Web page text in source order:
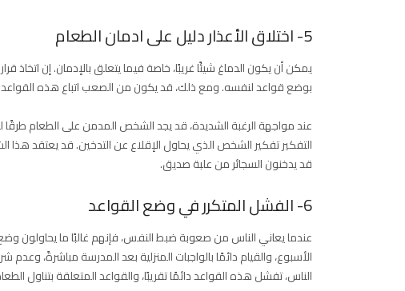
5- اختلاق الأعذار دليل على ادمان الطعام
يمكن أن يكون الدماغ شيئًا غريبًا، خاصة فيما يتعلق بالإدمان. إن
بوضع قواعد لنفسه. ومع ذلك، قد يكون من الصعب اتباع هذه
عند مواجهة الرغبة الشديدة، قد يجد الشخص المدمن على الطعام
التفكير تفكير الشخص الذي يحاول الإقلاع عن التدخين. قد يعتقد
قد يدخنون السجائر من علبة صديق.
6- الفشل المتكرر في وضع القواعد
عندما يعاني الناس من صعوبة ضبط النفس، فإنهم غالبًا ما يحاولون
الأسبوع، والقيام دائمًا بالواجبات المنزلية بعد المدرسة مباشرةً، وعدم
الناس، تفشل هذه القواعد دائمًا تقريبًا، والقواعد المتعلقة بتناول